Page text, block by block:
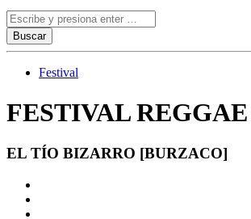
Festival
FESTIVAL
EL TÍO BIZARRO [BURZACO]